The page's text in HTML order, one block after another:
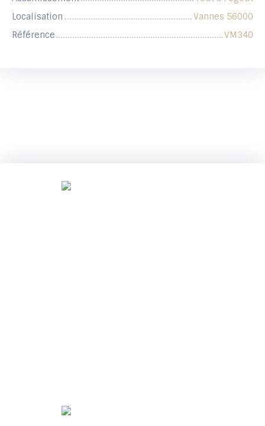
Localisation
Vannes 56000
Référence
VM340